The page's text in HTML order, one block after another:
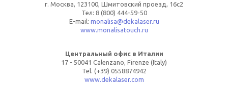
г. Москва, 123100, Шмитовский проезд, 16с2
Тел: 8 (800) 444-59-50
E-mail: monalisa@dekalaser.ru
www.monalisatouch.ru
Центральный офис в Италии
17 - 50041 Calenzano, Firenze (Italy)
Tel. (+39) 0558874942
www.dekalaser.com